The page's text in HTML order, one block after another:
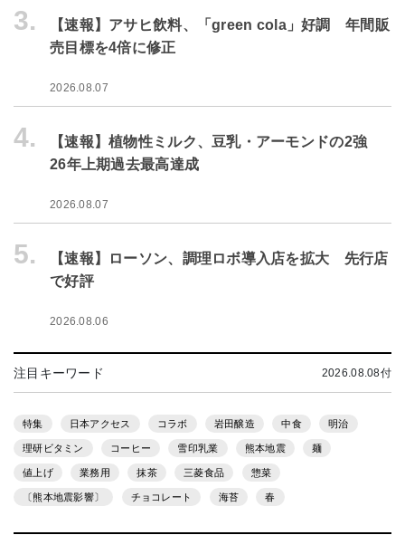
3.
【速報】アサヒ飲料、「green cola」好調 年間販
売目標を4倍に修正
2026.08.07
4.
【速報】植物性ミルク、豆乳・アーモンドの2強
26年上期過去最高達成
2026.08.07
5.
【速報】ローソン、調理ロボ導入店を拡大 先行店
で好評
2026.08.06
注目キーワード 2026.08.08付
特集 日本アクセス コラボ 岩田醸造 中食 明治
理研ビタミン コーヒー 雪印乳業 熊本地震 麺
値上げ 業務用 抹茶 三菱食品 惣菜
〔熊本地震影響〕 チョコレート 海苔 春